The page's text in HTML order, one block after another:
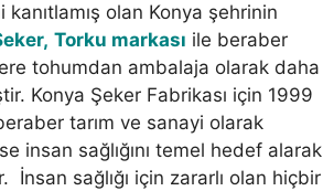
olan Konya şehrinin
Torku markası ile beraber
tohumdan ambalaja olarak daha
Konya Şeker Fabrikası için 1999
tarım ve sanayi olarak
insan sağlığını temel hedef alarak
İnsan sağlığı için zararlı olan hiçbir